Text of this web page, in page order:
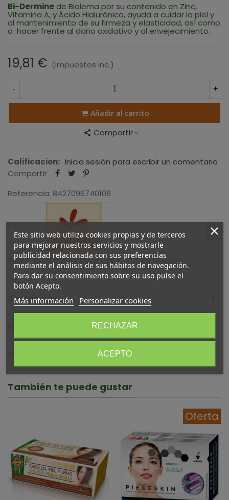
Bi-Dermine de Biolema por su contenido en Zinc,
Vitamina A, y Ácido Hialurónico, ayuda a cuidar la piel y
al mantenimiento de su firmeza y elasticidad, así como
a hacer frente al daño oxidativo y al envejecimiento.
19,81 € (impuestos inc.)
- +
Añadir al carrito
Compartir
Calificacion: Inicia sesión para escribir un comentario
Compartir
Referencia: 8427096740108
Añadir para comparar 0 A lista de deseos
Descripción
Detalles del producto
También te puede gustar
Oferta
Este sitio web utiliza cookies propias y de terceros
para mejorar nuestros servicios y mostrarle
publicidad relacionada con sus preferencias
mediante el análisis de sus hábitos de navegación.
Para dar su consentimiento sobre su uso pulse el
botón Acepto.
Más información Personalizar cookies
RECHAZAR
ACEPTO